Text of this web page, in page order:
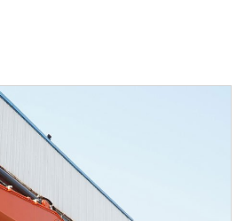
хозяйстве и в других сферах.
эксплуатации экскаватор-
работы, погрузка,
экскаватор-погрузчик
эффективную и стабильную
помощником строительной